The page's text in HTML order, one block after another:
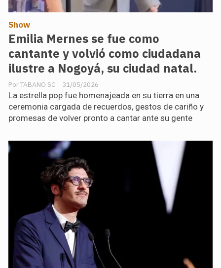
Emilia Mernes se fue como
cantante y volvió como ciudadana
ilustre a Nogoyá, su ciudad natal.
TABANO SC
Show
31/05/2026
La estrella pop fue homenajeada en su tierra en una
ceremonia cargada de recuerdos, gestos de cariño y
promesas de volver pronto a cantar ante su gente